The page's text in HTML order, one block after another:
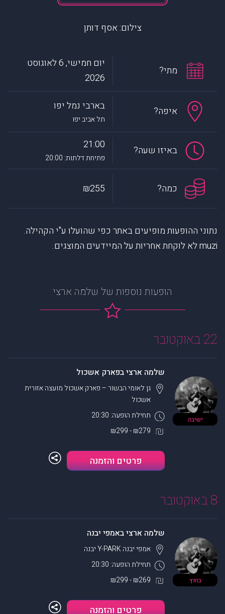
צילום: אסף דותן
מתי?
יום חמישי, 6 לאוגוסט
2026
איפה? בארבי נמל יפו
תל אביב יפו
באיזו שעה? 21:00
פתיחת דלתות: 20:00
כמה? ₪255
נתוני ההופעות מופיעים באתר כפי שהועלו ע"י הקהילה.
muzi לא לוקחת אחריות על המיידעים המוצגים.
הופעות נוספות של שלמה ארצי
22 באוקטובר
ישיבה
שלמה ארצי בפארק אשכול
תחילת הופעה: 20:30
גן לאומי הבשור – פארק אשכול מועצה אזורית
אשכול
₪279 - ₪299
פרטים והזמנה
8 באוקטובר
בחוץ
שלמה ארצי באמפי יבנה
תחילת הופעה: 20:30
אמפי יבנה Y-PARK יבנה
₪269 - ₪299
פרטים והזמנה